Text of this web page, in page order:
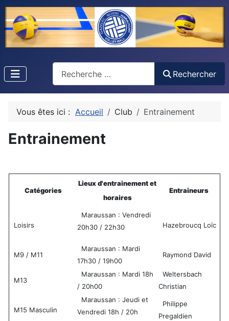
Rechercher
Vous êtes ici : Accueil Club Entrainement
Entrainement
Catégories
Lieux d'entrainement et
horaires
Entraineurs
Loisirs
Maraussan : Vendredi
20h30 / 22h30
Hazebroucq Loïc
M9 / M11
Maraussan : Mardi
17h30 / 19h00
Raymond David
M13
Maraussan : Mardi 18h
/ 20h00
Weltersbach
Christian
M15 Masculin
Maraussan : Jeudi et
Vendredi 18h / 20h
Philippe
Pregaldien